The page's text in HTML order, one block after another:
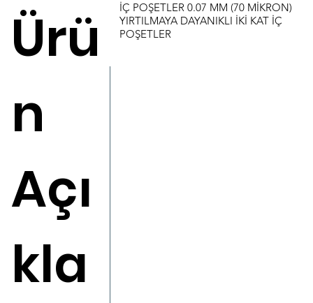
Ürü
n
Açı
kla
İÇ POŞETLER 0.07 MM (70 MİKRON)
YIRTILMAYA DAYANIKLI İKİ KAT İÇ
POŞETLER